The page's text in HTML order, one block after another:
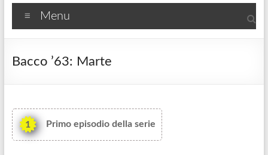
Il
mito
di
Menu
Bacco ’63: Marte
1 Primo episodio della serie